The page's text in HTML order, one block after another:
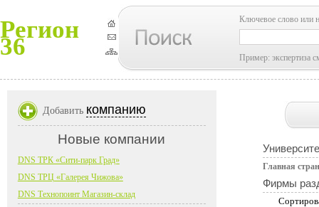
Регион
36
Ключевое слово или
Пример: экспертиза
Главная
Фирмы
Добавить компанию
Новые компании
DNS ТРК «Сити-парк Град»
DNS ТРЦ «Галерея Чижова»
DNS Технопоинт Магазин-склад